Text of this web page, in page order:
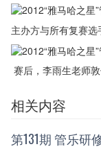
主办方与所有复赛选
赛后，李雨生老师敦
相关内容
第131期 管乐研